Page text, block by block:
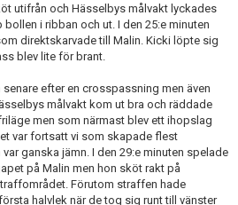
utifrån och Hässelbys målvakt lyckades
i ribban och ut. I den 25:e minuten
direktskarvade till Malin. Kicki löpte sig
blev lite för brant.
efter en crosspassning men även
målvakt kom ut bra och räddade
men som närmast blev ett ihopslag
var fortsatt vi som skapade flest
ganska jämn. I den 29:e minuten spelade
på Malin men hon sköt rakt på
Förutom straffen hade
halvlek när de tog sig runt till vänster